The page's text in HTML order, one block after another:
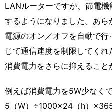
LANルーターですが、節電
するようになりました。あ
電源のオン／オフを自動で
じて通信速度を制限してくれ
消費電力をさらに抑えること
例えば消費電力を5W少なく
5（W）÷1000×24（h）